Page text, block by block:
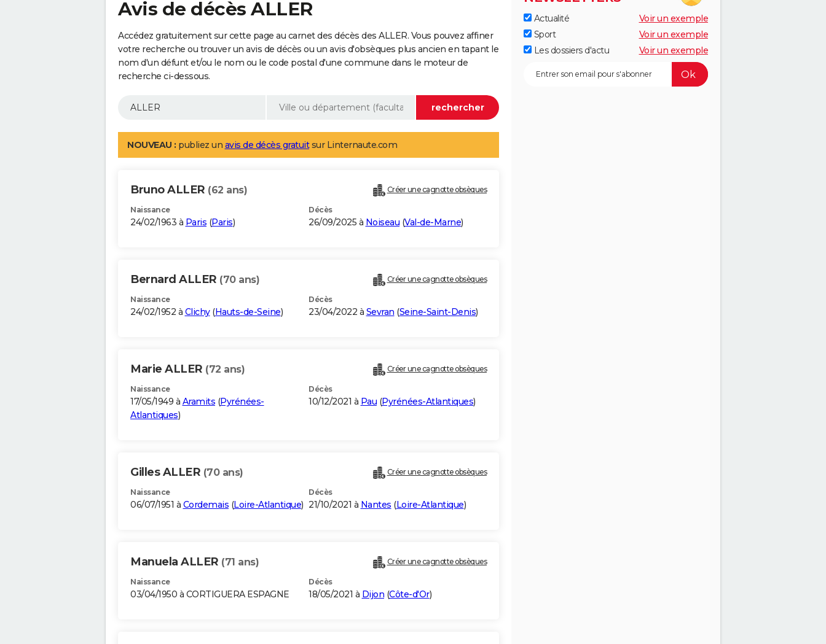
Avis de décès ALLER
Accédez gratuitement sur cette page au carnet des décès des ALLER. Vous pouvez affiner
votre recherche ou trouver un avis de décès ou un avis d'obsèques plus ancien en tapant le
nom d'un défunt et/ou le nom ou le code postal d'une commune dans le moteur de
recherche ci-dessous.
NOUVEAU : publiez un avis de décès gratuitsur Linternaute.com
Bruno ALLER (62 ans) Créer une cagnotte obsèques
Naissance
24/02/1963 à Paris (Paris)
Décès
26/09/2025 à Noiseau (Val-de-Marne)
Bernard ALLER (70 ans) Créer une cagnotte obsèques
Naissance
24/02/1952 à Clichy(Hauts-de-Seine)
Décès
23/04/2022 à Sevran (Seine-Saint-Denis)
Marie ALLER (72 ans) Créer une cagnotte obsèques
Naissance
17/05/1949 à Aramits (Pyrénées-
Atlantiques)
Décès
10/12/2021 à Pau (Pyrénées-Atlantiques)
Gilles ALLER (70 ans) Créer une cagnotte obsèques
Naissance
06/07/1951 à Cordemais (Loire-Atlantique)
Décès
21/10/2021 à Nantes (Loire-Atlantique)
Manuela ALLER (71 ans) Créer une cagnotte obsèques
Naissance
03/04/1950 à CORTIGUERA ESPAGNE
Décès
18/05/2021 à Dijon (Côte-d'Or)
Actualité
Voir un exemple
Sport
Voir un exemple
Les dossiers d'actu
Voir un exemple